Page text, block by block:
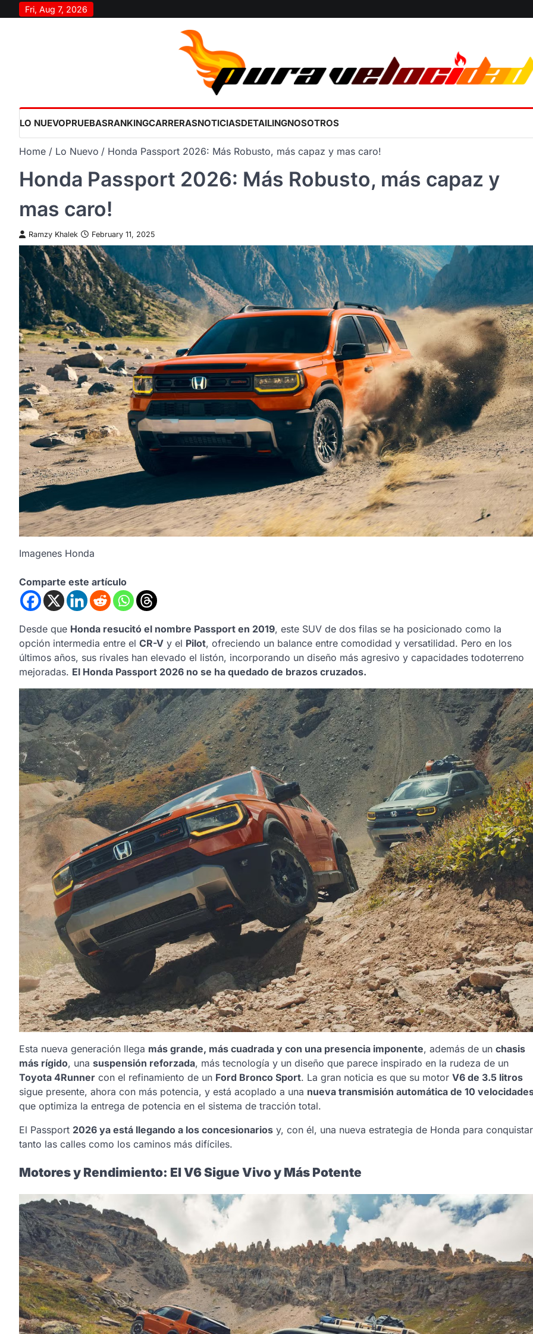
to
Fri, Aug 7, 2026
LO NUEVOPRUEBASRANKINGCARRERASNOTICIASDETAILINGNOSOTROS
Home Lo Nuevo Honda Passport 2026: Más Robusto, más capaz y mas caro!
Honda Passport 2026: Más Robusto, más capaz y
mas caro!
Ramzy Khalek February 11, 2025
Imagenes Honda
Comparte este artículo
Desde que Honda resucitó el nombre Passport en 2019, este SUV de dos filas se ha posicionado como la
opción intermedia entre el CR-V y el Pilot, ofreciendo un balance entre comodidad y versatilidad. Pero en los
últimos años, sus rivales han elevado el listón, incorporando un diseño más agresivo y capacidades todoterreno
mejoradas. El Honda Passport 2026 no se ha quedado de brazos cruzados.
Esta nueva generación llega más grande, más cuadrada y con una presencia imponente, además de un chasis
más rígido, una suspensión reforzada, más tecnología y un diseño que parece inspirado en la rudeza de un
Toyota 4Runner con el refinamiento de un Ford Bronco Sport. La gran noticia es que su motor V6 de 3.5 litros
sigue presente, ahora con más potencia, y está acoplado a una nueva transmisión automática de 10
que optimiza la entrega de potencia en el sistema de tracción total.
El Passport 2026 ya está llegando a los concesionarios y, con él, una nueva estrategia de Honda para conquistar
tanto las calles como los caminos más difíciles.
Motores y Rendimiento: El V6 Sigue Vivo y Más Potente